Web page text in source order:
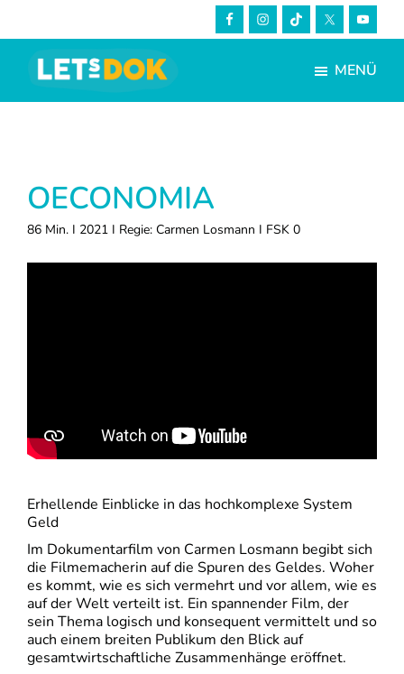
to
content
Fußzeile
springen
LETsDOK
Bundesweite
MENÜ
OECONOMIA
86 Min. I 2021 I Regie: Carmen Losmann I FSK 0
Erhellende Einblicke in das hochkomplexe System
Geld
Im Dokumentarfilm von Carmen Losmann begibt sich
die Filmemacherin auf die Spuren des Geldes. Woher
es kommt, wie es sich vermehrt und vor allem, wie es
auf der Welt verteilt ist. Ein spannender Film, der
sein Thema logisch und konsequent vermittelt und so
auch einem breiten Publikum den Blick auf
gesamtwirtschaftliche Zusammenhänge eröffnet.